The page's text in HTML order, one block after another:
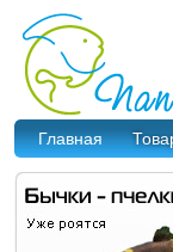
Главная